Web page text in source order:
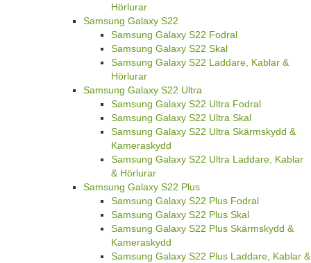
Hörlurar
Samsung Galaxy S22
Samsung Galaxy S22 Fodral
Samsung Galaxy S22 Skal
Samsung Galaxy S22 Laddare, Kablar &
Hörlurar
Samsung Galaxy S22 Ultra
Samsung Galaxy S22 Ultra Fodral
Samsung Galaxy S22 Ultra Skal
Samsung Galaxy S22 Ultra Skärmskydd &
Kameraskydd
Samsung Galaxy S22 Ultra Laddare, Kablar
& Hörlurar
Samsung Galaxy S22 Plus
Samsung Galaxy S22 Plus Fodral
Samsung Galaxy S22 Plus Skal
Samsung Galaxy S22 Plus Skärmskydd &
Kameraskydd
Samsung Galaxy S22 Plus Laddare, Kablar &